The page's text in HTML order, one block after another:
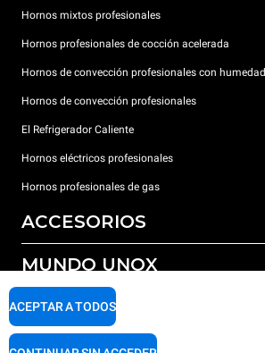
Hornos mixtos profesionales
Hornos profesionales de cocción acelerada
Hornos de convección profesionales con humedad
Hornos de convección profesionales
El Refrigerador Caliente
Hornos eléctricos profesionales
Hornos profesionales de gas
ACCESORIOS
Todos los accesorios
Detergentes para lavado automático
Detergentes para lavado manual
MUNDO UNOX
Nuestras sedes en el mundo
SOPORTE
ACEPTAR A TODOS